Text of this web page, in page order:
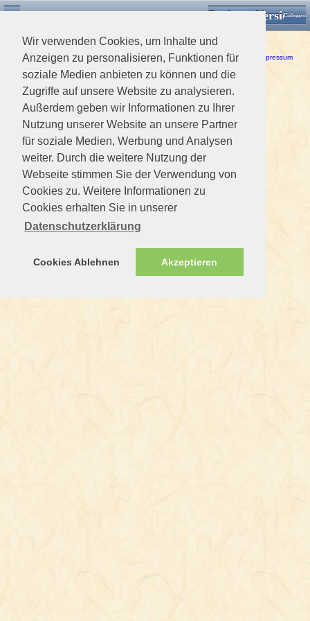
Wir verwenden Cookies, um Inhalte und
Anzeigen zu personalisieren, Funktionen für
soziale Medien anbieten zu können und die
Zugriffe auf unsere Website zu analysieren.
Außerdem geben wir Informationen zu Ihrer
Nutzung unserer Website an unsere Partner
für soziale Medien, Werbung und Analysen
weiter. Durch die weitere Nutzung der
Webseite stimmen Sie der Verwendung von
Cookies zu. Weitere Informationen zu
Cookies erhalten Sie in unserer
Datenschutzerklärung
Cookies Ablehnen Akzeptieren
Desktop VersionEinloggen
Ein Fehler ist aufgetreten!
Haftungsausschluss / Nutzungsbedingungen- Datenschutzerklärung Impressum